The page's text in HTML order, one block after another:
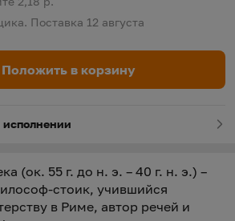
Поставка 12 августа
Положить в корзину
исполнении
(ок. 55 г. до н. э. – 40 г. н. э.) –
стоик, учившийся
в Риме, автор речей и